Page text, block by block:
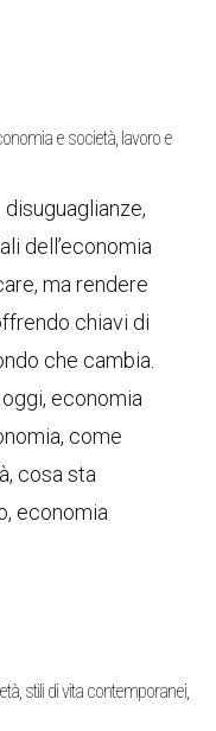
e società, lavoro e
dell’economia
ma rendere
chiavi di
che cambia.
economia
come
cosa sta
economia
stili di vita contemporanei,